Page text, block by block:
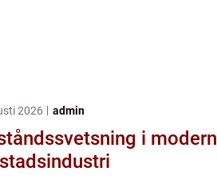
2026 admin
i modern